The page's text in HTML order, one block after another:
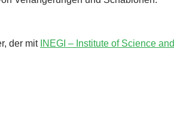
der mit INEGI – Institute of Science and